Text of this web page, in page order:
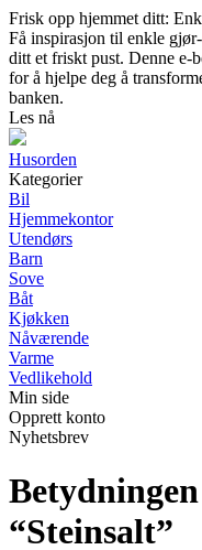
Frisk opp hjemmet ditt:
Få inspirasjon til enkle
ditt et friskt pust. Denne e-
for å hjelpe deg å
banken.
Les nå
Husorden
Kategorier
Bil
Hjemmekontor
Utendørs
Barn
Sove
Båt
Kjøkken
Nåværende
Varme
Vedlikehold
Min side
Opprett konto
Nyhetsbrev
“Steinsalt”